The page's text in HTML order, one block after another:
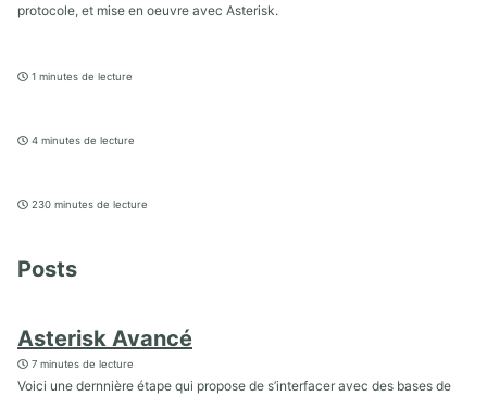
protocole, et mise en oeuvre avec Asterisk.
1 minutes de lecture
4 minutes de lecture
230 minutes de lecture
Posts
Asterisk Avancé
7 minutes de lecture
Voici une dernnière étape qui propose de s’interfacer avec des bases de